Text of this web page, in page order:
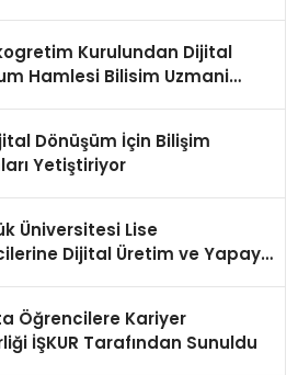
Kurulundan Dijital
Hamlesi Bilisim Uzmani
Dönüşüm İçin Bilişim
Yetiştiriyor
Üniversitesi Lise
Dijital Üretim ve Yapay
Öğrencilere Kariyer
İŞKUR Tarafından Sunuldu